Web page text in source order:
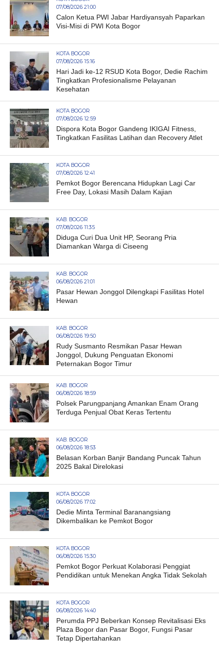
07/08/2026 21:00
Calon Ketua PWI Jabar Hardiyansyah Paparkan
Visi-Misi di PWI Kota Bogor
KOTA BOGOR
07/08/2026 15:16
Hari Jadi ke-12 RSUD Kota Bogor, Dedie Rachim
Tingkatkan Profesionalisme Pelayanan
Kesehatan
KOTA BOGOR
07/08/2026 12:59
Dispora Kota Bogor Gandeng IKIGAI Fitness,
Tingkatkan Fasilitas Latihan dan Recovery Atlet
KOTA BOGOR
07/08/2026 12:41
Pemkot Bogor Berencana Hidupkan Lagi Car
Free Day, Lokasi Masih Dalam Kajian
KAB. BOGOR
07/08/2026 11:35
Diduga Curi Dua Unit HP, Seorang Pria
Diamankan Warga di Ciseeng
KAB. BOGOR
06/08/2026 21:01
Pasar Hewan Jonggol Dilengkapi Fasilitas Hotel
Hewan
KAB. BOGOR
06/08/2026 19:50
Rudy Susmanto Resmikan Pasar Hewan
Jonggol, Dukung Penguatan Ekonomi
Peternakan Bogor Timur
KAB. BOGOR
06/08/2026 18:59
Polsek Parungpanjang Amankan Enam Orang
Terduga Penjual Obat Keras Tertentu
KAB. BOGOR
06/08/2026 18:53
Belasan Korban Banjir Bandang Puncak Tahun
2025 Bakal Direlokasi
KOTA BOGOR
06/08/2026 17:02
Dedie Minta Terminal Baranangsiang
Dikembalikan ke Pemkot Bogor
KOTA BOGOR
06/08/2026 15:30
Pemkot Bogor Perkuat Kolaborasi Penggiat
Pendidikan untuk Menekan Angka Tidak Sekolah
KOTA BOGOR
06/08/2026 14:40
Perumda PPJ Beberkan Konsep Revitalisasi Eks
Plaza Bogor dan Pasar Bogor, Fungsi Pasar
Tetap Dipertahankan